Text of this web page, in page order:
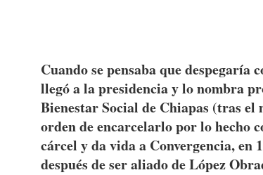
Cuando se pensaba que
llegó a la presidencia y lo nombra
Bienestar Social de Chiapas (tras
orden de encarcelarlo por lo hecho
cárcel y da vida a Convergencia,
después de ser aliado de López